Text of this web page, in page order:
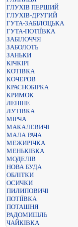
ГЛУХІВ ПЕРШИЙ
ГЛУХІВ-ДРУГИЙ
ГУТА-ЗАБІЛОЦЬКА
ГУТА-ПОТІЇВКА
ЗАБІЛОЧЧЯ
ЗАБОЛОТЬ
ЗАНЬКИ
КІЧКІРІ
КОТІВКА
КОЧЕРОВ
КРАСНОБІРКА
КРИМОК
ЛЕНІНЕ
ЛУТІВКА
МІРЧА
МАКАЛЕВИЧІ
МАЛА РАЧА
МЕЖИРІЧКА
МЕНЬКІВКА
МОДЕЛІВ
НОВА БУДА
ОБЛІТКИ
ОСИЧКИ
ПИЛИПОВИЧІ
ПОТІЇВКА
ПОТАШНЯ
РАДОМИШЛЬ
ЧАЙКІВКА